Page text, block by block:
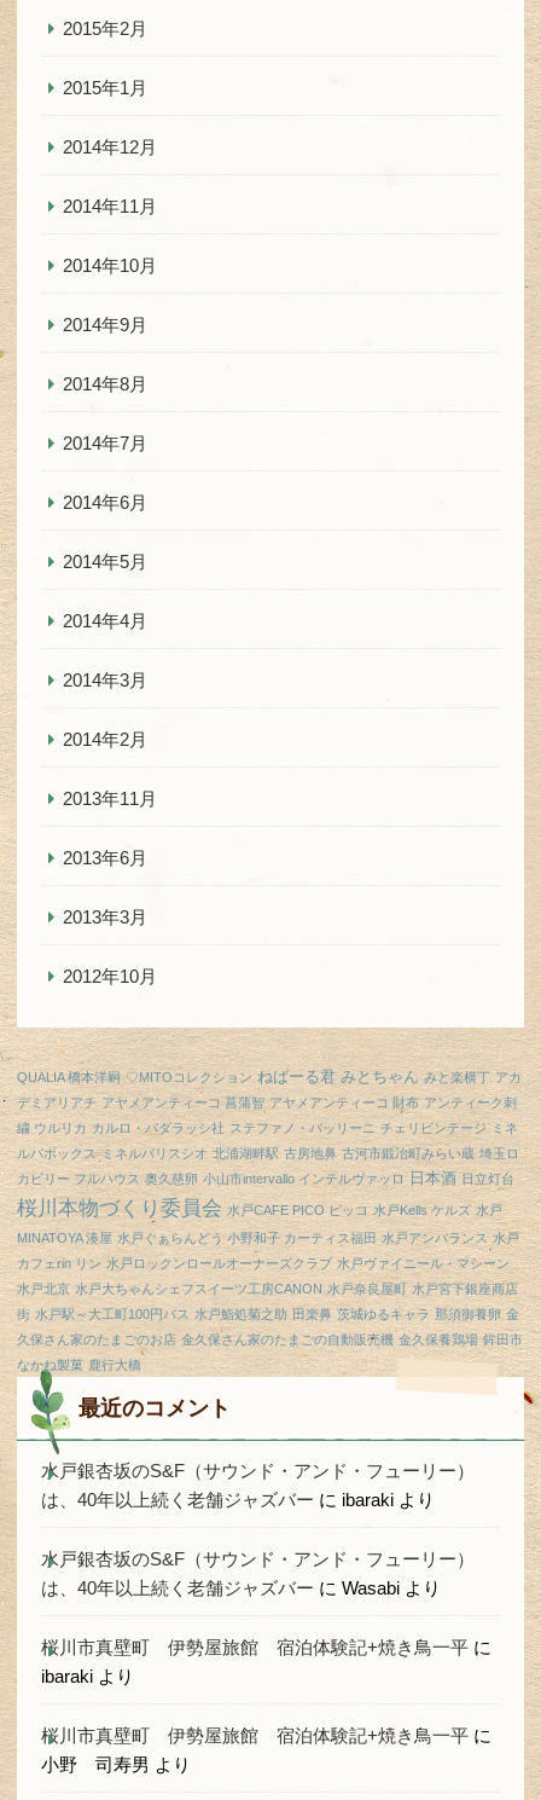
2015年2月
2015年1月
2014年12月
2014年11月
2014年10月
2014年9月
2014年8月
2014年7月
2014年6月
2014年5月
2014年4月
2014年3月
2014年2月
2013年11月
2013年6月
2013年3月
2012年10月
QUALIA 橋本洋嗣 ♡MITOコレクション ねばーる君 みとちゃん みと楽横丁 アカ
デミアリアチ アヤメアンティーコ 菖蒲智 アヤメアンティーコ 財布 アンティーク刺
繍 ウルリカ カルロ・バダラッシ社 ステファノ・パッリーニ チェリビンテージ
ミネ
ルバボックス ミネルバリスシオ 北浦湖畔駅 古房地鼻 古河市鍛冶町みらい蔵 埼玉ロ
カビリー フルハウス 奥久慈卵 小山市intervallo インテルヴァッロ 日本酒 日立灯台
桜川本物づくり委員会 水戸CAFE PICO ピッコ 水戸Kells ケルズ 水戸
MINATOYA 湊屋 水戸ぐぁらんどう 小野和子 カーティス福田 水戸アンバランス 水戸
カフェrin リン 水戸ロックンロールオーナーズクラブ 水戸ヴァイニール・マシーン
水戸北京 水戸大ちゃんシェフスイーツ工房CANON 水戸奈良屋町 水戸宮下銀座商店
街 水戸駅～大工町100円バス 水戸鮨処菊之助 田楽鼻 茨城ゆるキャラ 那須御養卵 金
久保さん家のたまごのお店 金久保さん家のたまごの自動販売機 金久保養鶏場 鉾田市
なかね製菓 鹿行大橋
最近のコメント
水戸銀杏坂のS&F（サウンド・アンド・フューリー）
は、40年以上続く老舗ジャズバー に ibaraki より
水戸銀杏坂のS&F（サウンド・アンド・フューリー）
は、40年以上続く老舗ジャズバー に Wasabi より
桜川市真壁町 伊勢屋旅館 宿泊体験記+焼き鳥一平 に
ibaraki より
桜川市真壁町 伊勢屋旅館 宿泊体験記+焼き鳥一平 に
小野 司寿男 より